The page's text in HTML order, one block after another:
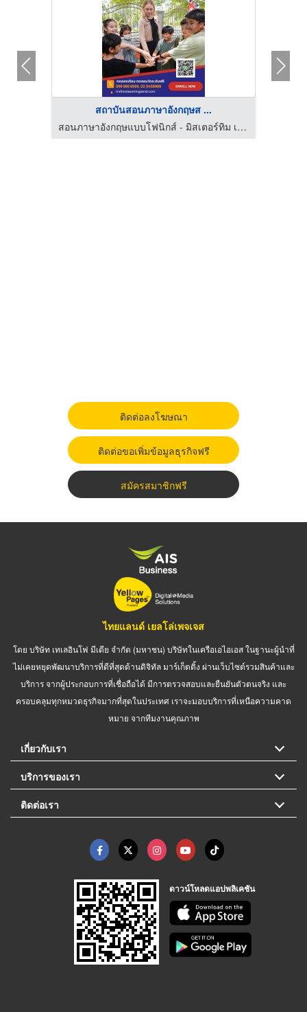
สถาบันสอนภาษาอังกฤษส ...
สอนภาษาอังกฤษแบบโฟนิกส์ - มิสเตอร์ทิม เลิร์นนิ่งแลนด์
ติดต่อลงโฆษณา
ติดต่อขอเพิ่มข้อมูลธุรกิจฟรี
สมัครสมาชิกฟรี
ไทยแลนด์ เยลโล่เพจเจส
โดย บริษัท เทเลอินโฟ มีเดีย จำกัด (มหาชน) บริษัทในเครือเอไอเอส ในฐานะผู้นำที่
ไม่เคยหยุดพัฒนาบริการที่ดีที่สุดด้านดิจิทัล มาร์เก็ตติ้ง ผ่านเว็บไซต์รวมสินค้าและ
บริการ จากผู้ประกอบการที่เชื่อถือได้ มีการตรวจสอบและยืนยันตัวตนจริง และ
ครอบคลุมทุกหมวดธุรกิจมากที่สุดในประเทศ เราจะมอบบริการที่เหนือความคาด
หมาย จากทีมงานคุณภาพ
เกี่ยวกับเรา
บริการของเรา
ติดต่อเรา
ดาวน์โหลดแอปพลิเคชัน